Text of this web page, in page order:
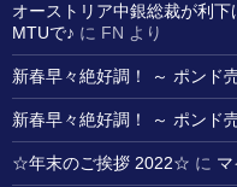
オーストリア中銀総裁が利
MTUで♪ に FN より
新春早々絶好調！ ～ ポンド
新春早々絶好調！ ～ ポンド
☆年末のご挨拶 2022☆ に マ